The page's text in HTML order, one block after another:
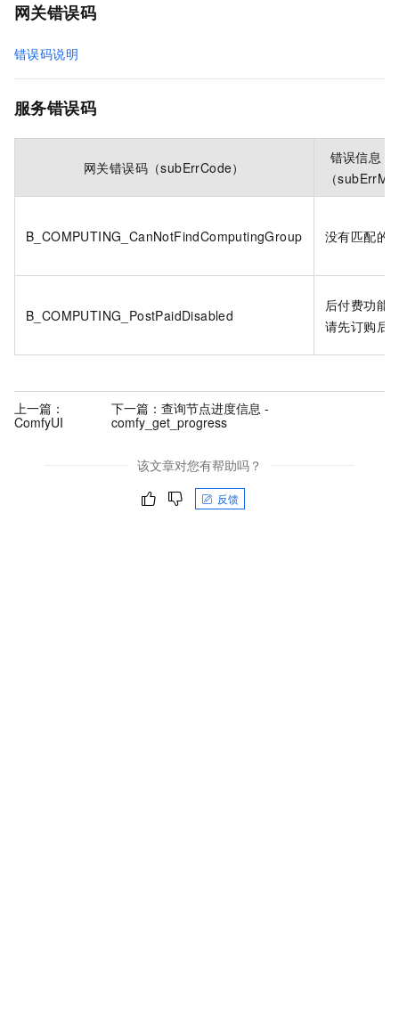
网关错误码
错误码说明
服务错误码
网关错误码（subErrCode）
错误信息
（
B_COMPUTING_CanNotFindComputingGroup 没有匹配的
B_COMPUTING_PostPaidDisabled
后付费功能
请先订购后
上一篇：
ComfyUI
下一篇：查询节点进度信息 -
comfy_get_progress
该文章对您有帮助吗？
反馈